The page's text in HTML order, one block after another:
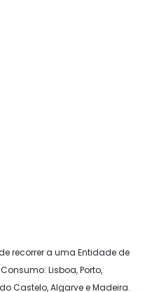
recorrer a uma Entidade de
Lisboa, Porto,
Castelo, Algarve e Madeira.